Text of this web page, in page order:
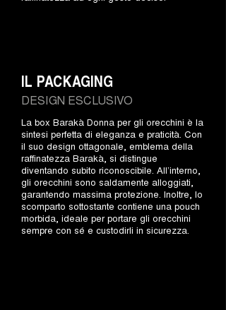
DESIGN ESCLUSIVO
IL PACKAGING
La box Barakà Donna per gli orecchini è la
sintesi perfetta di eleganza e praticità. Con
il suo design ottagonale, emblema della
raffinatezza Barakà, si distingue
diventando subito riconoscibile. All’interno,
gli orecchini sono saldamente alloggiati,
garantendo massima protezione. Inoltre, lo
scomparto sottostante contiene una pouch
morbida, ideale per portare gli orecchini
sempre con sé e custodirli in sicurezza.